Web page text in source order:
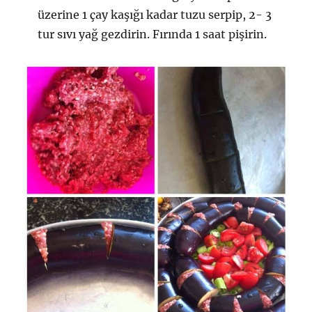
üzerine 1 çay kaşığı kadar tuzu serpip, 2- 3
tur sıvı yağ gezdirin. Fırında 1 saat pişirin.